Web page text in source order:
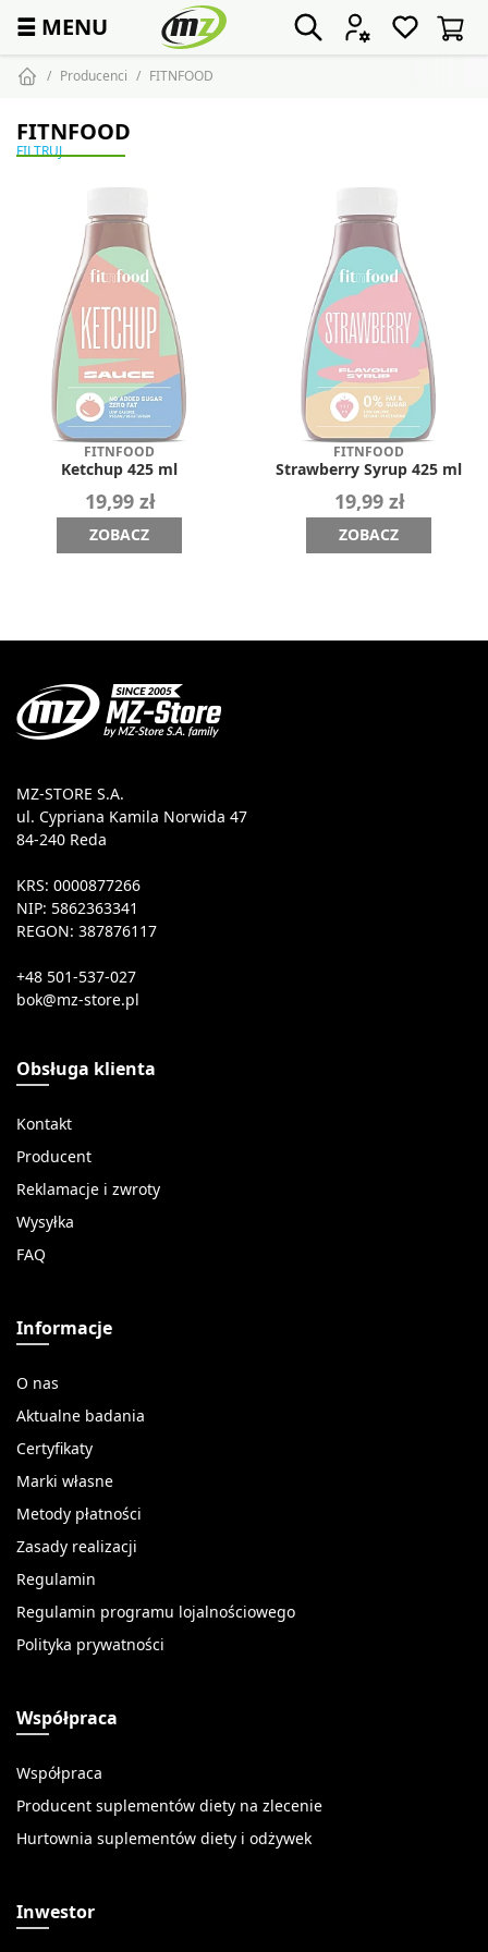
☰ MENU
Producenci FITNFOOD
FITNFOOD
FILTRUJ
FITNFOOD
Ketchup 425 ml
19,99 zł
ZOBACZ
FITNFOOD
Strawberry Syrup 425 ml
19,99 zł
ZOBACZ
MZ-STORE S.A.
ul. Cypriana Kamila Norwida 47
84-240 Reda
KRS: 0000877266
NIP: 5862363341
REGON: 387876117
+48 501-537-027
Obsługa klienta
Kontakt
Producent
Reklamacje i zwroty
Wysyłka
FAQ
Informacje
O nas
Aktualne badania
Certyfikaty
Marki własne
Metody płatności
Zasady realizacji
Regulamin
Regulamin programu lojalnościowego
Polityka prywatności
Współpraca
Współpraca
Producent suplementów diety na zlecenie
Hurtownia suplementów diety i odżywek
Inwestor